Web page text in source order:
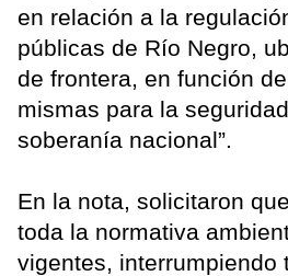
en relación a la
públicas de Río Negro,
de frontera, en función
mismas para la
soberanía nacional”.
En la nota, solicitaron
toda la normativa
vigentes, interrumpiendo